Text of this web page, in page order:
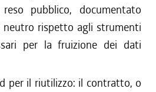
pubblico, documentato
neutro rispetto agli strumenti
per la fruizione dei dati
per il riutilizzo: il contratto, o